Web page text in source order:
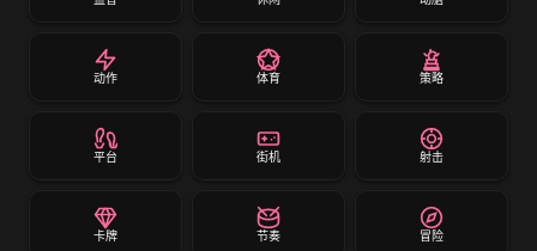
动作 体育 策略
平台 街机 射击
卡牌 节奏 冒险